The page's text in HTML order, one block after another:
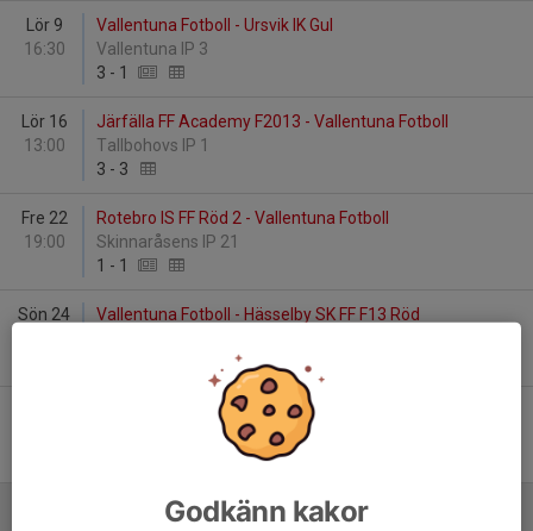
Lör 9
16:30
Vallentuna Fotboll - Ursvik IK Gul
Vallentuna IP 3
3 - 1
Lör 16
13:00
Järfälla FF Academy F2013 - Vallentuna Fotboll
Tallbohovs IP 1
3 - 3
Fre 22
19:00
Rotebro IS FF Röd 2 - Vallentuna Fotboll
Skinnaråsens IP 21
1 - 1
Sön 24
Vallentuna Fotboll - Hässelby SK FF F13 Röd
Kallhälls FF Vit - Vallentuna Fotboll
Godkänn kakor